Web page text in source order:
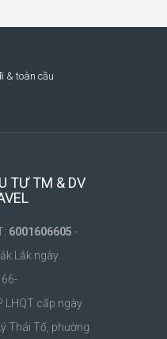
& toàn cầu
TƯ TM & DV
6001606605 -
Lắk ngày
LHQT cấp ngày
Thái Tổ, phường